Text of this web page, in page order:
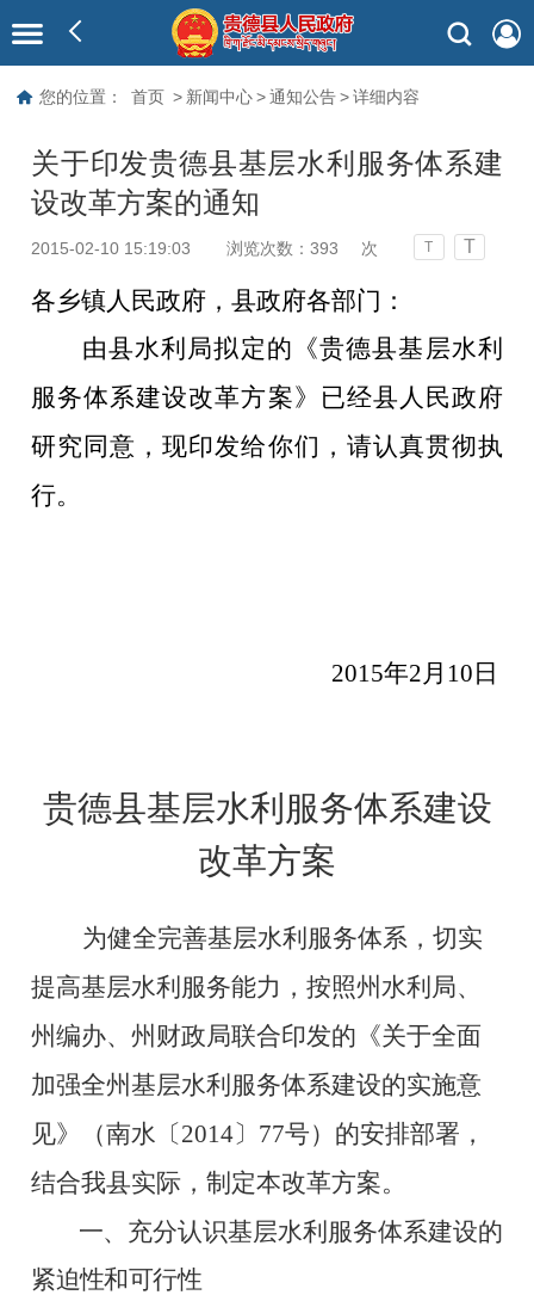
您的位置： 首页 > 新闻中心 > 通知公告 > 详细内容
关于印发贵德县基层水利服务体系建
设改革方案的通知
2015-02-10 15:19:03 浏览次数：393 次 T T
各乡镇人民政府，县政府各部门：
由县水利局拟定的《贵德县基层水利
服务体系建设改革方案》已经县人民政府
研究同意，现印发给你们，请认真贯彻执
行。
2015年2 月10 日
贵德县基层水利服务体系建设
改革方案
为健全完善基层水利服务体系，切实
提高基层水利服务能力，按照州水利局、
州编办、州财政局联合印发的《关于全面
加强全州基层水利服务体系建设的实施意
见》（南水〔2014〕 77号）的安排部署，
结合我县实际，制定本改革方案。
一、 充分认识基层水利服务体系建设的
紧迫性和可行性